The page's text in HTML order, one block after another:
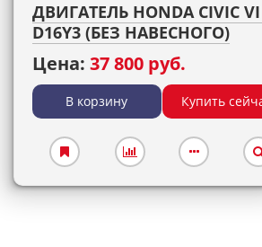
ДВИГАТЕЛЬ HONDA CIVIC
D16Y3 (БЕЗ НАВЕСНОГО)
Цена: 37 800 руб.
В корзину Купить